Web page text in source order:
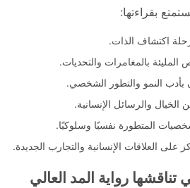
بقراءتها:
رحلة اكتشاف الذات.
بالمغامرات والتحديات.
بأدب النمو والتطور الشخصي.
والرسائل الإنسانية.
المتطورة نفسيًا وسلوكيًا.
على العلاقات الإنسانية والتجارب الجديدة.
رواية المد العالي